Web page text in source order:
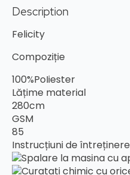
Description
Felicity
Compoziție
100%PoIiester
Lățime material
280cm
GSM
85
Instrucțiuni de întreținere